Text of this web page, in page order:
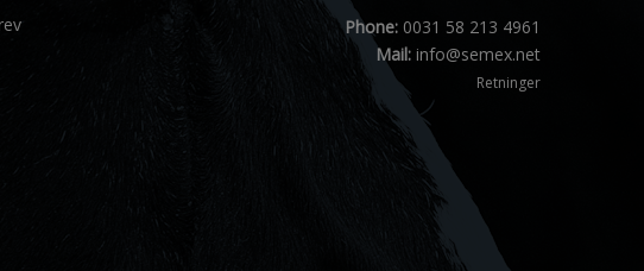
Phone:0031 58 213 4961
Mail: info@semex.net
Retninger